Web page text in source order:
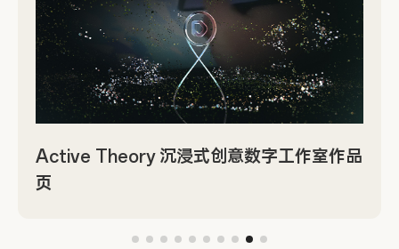
Active Theory 沉浸式创意数字工作室作品
页